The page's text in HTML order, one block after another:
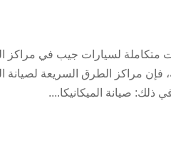
لسيارات جيب في مراكز
فإن مراكز الطرق السريعة
ذلك: صيانة الميكانيكا....